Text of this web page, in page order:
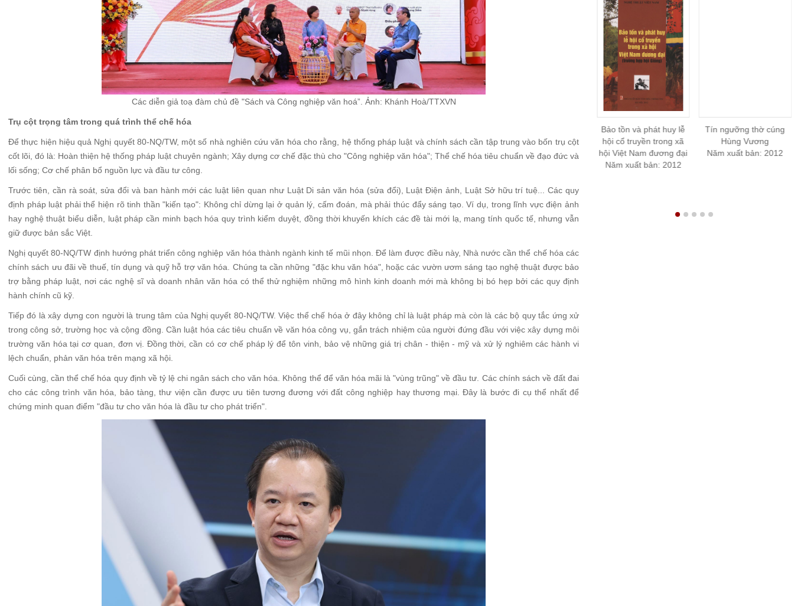
Các diễn giả toạ đàm chủ đề "Sách và Công nghiệp văn hoá”. Ảnh: Khánh Hoà/TTXVN
Trụ cột trọng tâm trong quá trình thể chế hóa
Để thực hiện hiệu quả Nghị quyết 80-NQ/TW, một số nhà nghiên cứu văn hóa cho rằng, hệ thống pháp luật và chính sách cần tập trung vào bốn trụ cột
cốt lõi, đó là: Hoàn thiện hệ thống pháp luật chuyên ngành; Xây dựng cơ chế đặc thù cho "Công nghiệp văn hóa"; Thể chế hóa tiêu chuẩn về đạo đức và
lối sống; Cơ chế phân bổ nguồn lực và đầu tư công.
Trước tiên, cần rà soát, sửa đổi và ban hành mới các luật liên quan như Luật Di sản văn hóa (sửa đổi), Luật Điện ảnh, Luật Sở hữu trí tuệ... Các quy
định pháp luật phải thể hiện rõ tinh thần "kiến tạo": Không chỉ dừng lại ở quản lý, cấm đoán, mà phải thúc đẩy sáng tạo. Ví dụ, trong lĩnh vực điện ảnh
hay nghệ thuật biểu diễn, luật pháp cần minh bạch hóa quy trình kiểm duyệt, đồng thời khuyến khích các đề tài mới lạ, mang tính quốc tế, nhưng vẫn
giữ được bản sắc Việt.
Nghị quyết 80-NQ/TW định hướng phát triển công nghiệp văn hóa thành ngành kinh tế mũi nhọn. Để làm được điều này, Nhà nước cần thể chế hóa các
chính sách ưu đãi về thuế, tín dụng và quỹ hỗ trợ văn hóa. Chúng ta cần những "đặc khu văn hóa", hoặc các vườn ươm sáng tạo nghệ thuật được bảo
trợ bằng pháp luật, nơi các nghệ sĩ và doanh nhân văn hóa có thể thử nghiệm những mô hình kinh doanh mới mà không bị bó hẹp bởi các quy định
hành chính cũ kỹ.
Tiếp đó là xây dựng con người là trung tâm của Nghị quyết 80-NQ/TW. Việc thể chế hóa ở đây không chỉ là luật pháp mà còn là các bộ quy tắc ứng xử
trong công sở, trường học và cộng đồng. Cần luật hóa các tiêu chuẩn về văn hóa công vụ, gắn trách nhiệm của người đứng đầu với việc xây dựng môi
trường văn hóa tại cơ quan, đơn vị. Đồng thời, cần có cơ chế pháp lý để tôn vinh, bảo vệ những giá trị chân - thiện - mỹ và xử lý nghiêm các hành vi
lệch chuẩn, phản văn hóa trên mạng xã hội.
Cuối cùng, cần thể chế hóa quy định về tỷ lệ chi ngân sách cho văn hóa. Không thể để văn hóa mãi là "vùng trũng" về đầu tư. Các chính sách về đất đai
cho các công trình văn hóa, bảo tàng, thư viện cần được ưu tiên tương đương với đất công nghiệp hay thương mại. Đây là bước đi cụ thể nhất để
chứng minh quan điểm "đầu tư cho văn hóa là đầu tư cho phát triển".
Tích chân dung ngôi
làng gốm cổ bên dòng Ô
và các danh nhân dòng
họ Nguyễn Tiên Điền với
học)
Năm xuất bản: 2011
Năm xuất bản: 2014
Bảo tồn và phát huy lễ
hội cổ truyền trong xã
hội Việt Nam đương đại
Năm xuất bản: 2012
Tín ngưỡng thờ cúng
Hùng Vương
Năm xuất bản: 2012